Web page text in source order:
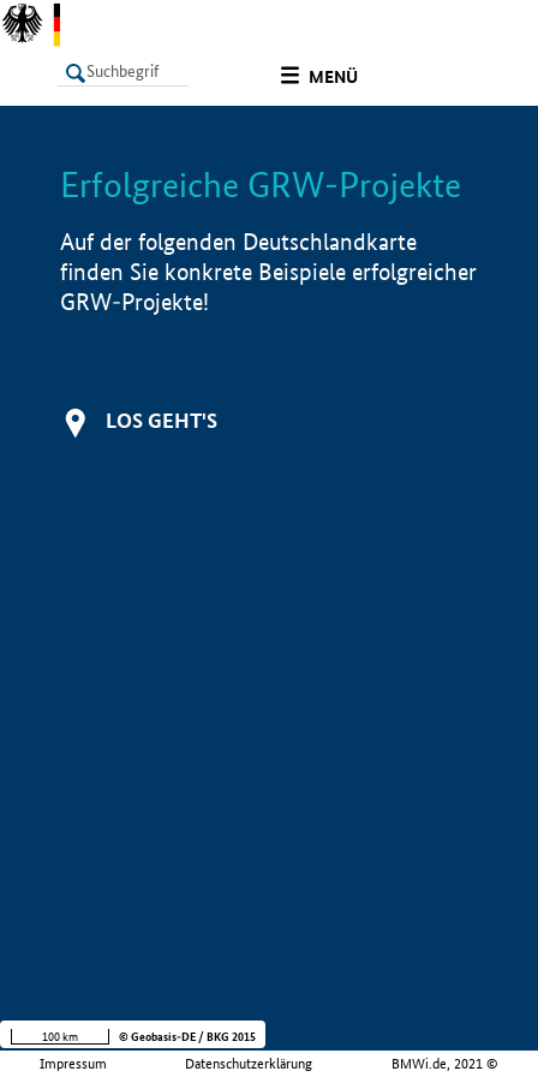
MENÜ
LISTE Info
Erfolgreiche GRW-Projekte
Auf der folgenden Deutschlandkarte
finden Sie konkrete Beispiele erfolgreicher
GRW-Projekte!
LOS GEHT'S
Impressum Datenschutzerklärung BMWi.de, 2021 ©
100 km © Geobasis-DE / BKG 2015